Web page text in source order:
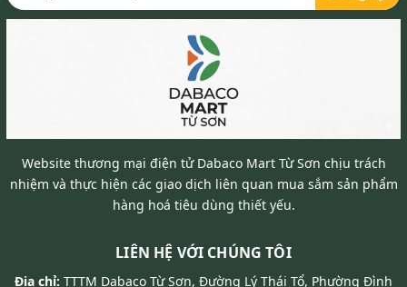
Website thương mại điện tử Dabaco Mart Từ Sơn chịu trách
nhiệm và thực hiện các giao dịch liên quan mua sắm sản phẩm
hàng hoá tiêu dùng thiết yếu.
LIÊN HỆ VỚI CHÚNG TÔI
Địa chỉ: TTTM Dabaco Từ Sơn, Đường Lý Thái Tổ, Phường Đình